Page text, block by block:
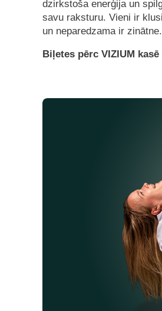
dzirkstoša enerģija un
savu raksturu. Vieni ir
un neparedzama ir zinātne.
Biļetes pērc VIZIUM kasē